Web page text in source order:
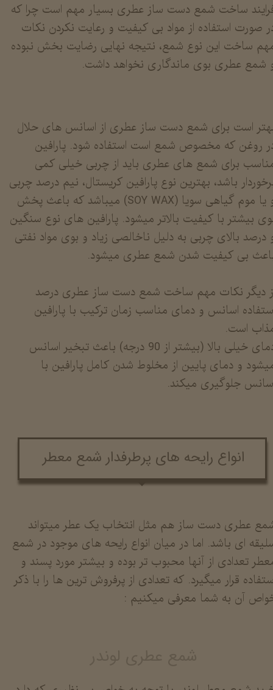
ساخت شمع دست ساز عطری بسیار مهم است چرا که
صورت استفاده از مواد بی کیفیت و رعایت نکردن نکات
ساخت این نوع شمع، نتیجه نهایی رضایت بخش نبوده
شمع عطری بوی ماندگاری نخواهد داشت.
است برای شمع دست ساز عطری از اسانس های حلال
روغن که مخصوص شمع است استفاده شود. پارافین
برای شمع های عطری باید از چربی خیلی کمی
باشد، بهترین نوع پارافین کریستال، نیم درصد چربی
و یا موم گیاهی سویا (SOY WAX) میباشد که باعث پخش
بیشتر با کیفیت بالاتر میشود. پارافین های نوع سنگین
درصد بالای چربی به دلیل ناخالصی زیاد و بوی مواد نفتی
بی کیفیت شدن شمع عطری میشود.
دیگر نکات مهم ساخت شمع دست ساز عطری درصد
اسانس و دمای مناسب زمان ترکیب با پارافین
است.
دمای خیلی بالا (بیشتر از 90 درجه) باعث تبخیر اسانس
و دمای پایین از مخلوط شدن کامل پارافین با
جلوگیری میکند.
عطری دست ساز هم مثل انتخاب یک عطر میتواند
ای باشد. اما در میان انواع رایحه های موجود در شمع
تعدادی از آنها محبوب تر بوده و بیشتر مورد پسند و
قرار میگیرد. که تعدادی از پرفروش ترین ها را با ذکر
آن به شما معرفی میکنیم :
انواع رایحه های پرطرفدار شمع معطر